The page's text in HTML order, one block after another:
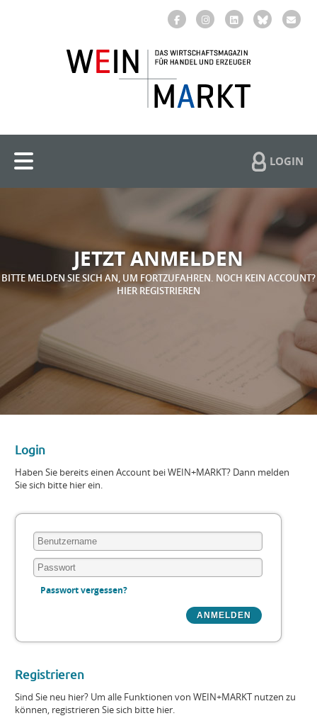
LOGIN
JETZT ANMELDEN
BITTE MELDEN SIE SICH AN, UM FORTZUFAHREN. NOCH KEIN ACCOUNT?
HIER REGISTRIEREN
Login
Haben Sie bereits einen Account bei WEIN+MARKT? Dann melden
Sie sich bitte hier ein.
Passwort vergessen?
Registrieren
Sind Sie neu hier? Um alle Funktionen von WEIN+MARKT nutzen zu
können, registrieren Sie sich bitte hier.